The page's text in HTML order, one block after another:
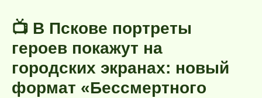
📺 В Пскове портреты
героев покажут на
городских экранах: новый
формат «Бессмертного